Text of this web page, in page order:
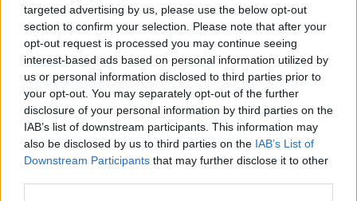
targeted advertising by us, please use the below opt-out
section to confirm your selection. Please note that after your
opt-out request is processed you may continue seeing
interest-based ads based on personal information utilized by
us or personal information disclosed to third parties prior to
your opt-out. You may separately opt-out of the further
disclosure of your personal information by third parties on the
IAB’s list of downstream participants. This information may
also be disclosed by us to third parties on the IAB’s List of
Downstream Participants that may further disclose it to other
Ελαφόνησος: Ο Θεόδωρος Βερούτης στην
επέτειο ένωσης της Ελαφονήσου με την
Ελλάδα
11/07/2026 12:31